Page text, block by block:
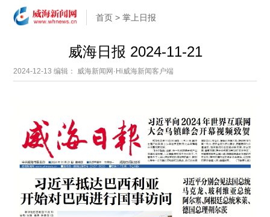
首页 >掌上日报
威海日报 2024-11-21
2024-12-13编辑： 威海新闻网·Hi威海新闻客户端